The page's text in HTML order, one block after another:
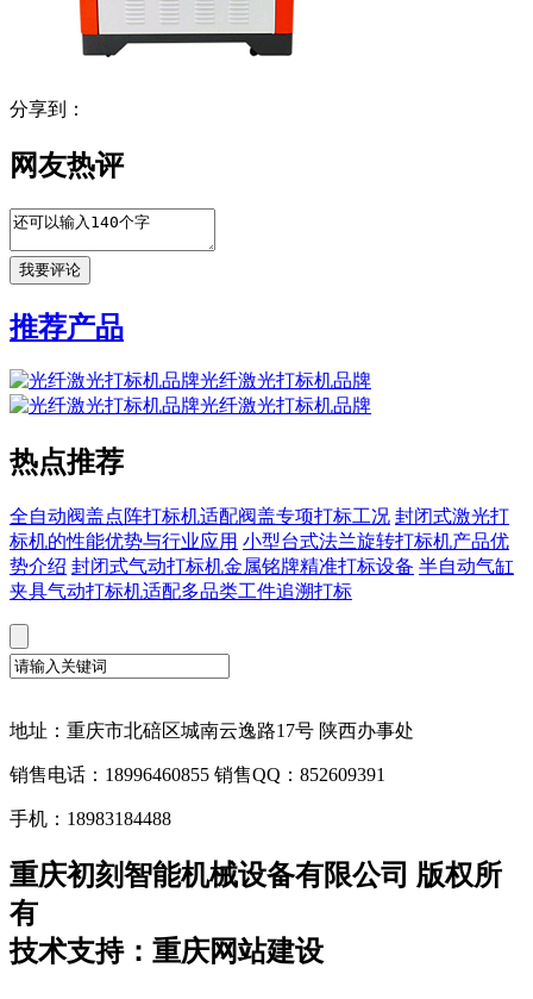
分享到：
网友热评
推荐产品
光纤激光打标机品牌
光纤激光打标机品牌
热点推荐
全自动阀盖点阵打标机适配阀盖专项打标工况 封闭式激光打
标机的性能优势与行业应用 小型台式法兰旋转打标机产品优
势介绍 封闭式气动打标机金属铭牌精准打标设备 半自动气缸
夹具气动打标机适配多品类工件追溯打标
地址：重庆市北碚区城南云逸路17号 陕西办事处
销售电话：18996460855 销售QQ：852609391
手机：18983184488
重庆初刻智能机械设备有限公司 版权所
有
技术支持：重庆网站建设